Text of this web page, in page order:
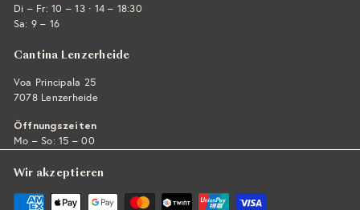
Di – Fr: 10 – 13 · 14 – 18:30
Sa: 9 – 16
Cantina Lenzerheide
Voa Principala 25
7078 Lenzerheide
Öffnungszeiten
Mo – So: 15 – 00
Wir akzeptieren